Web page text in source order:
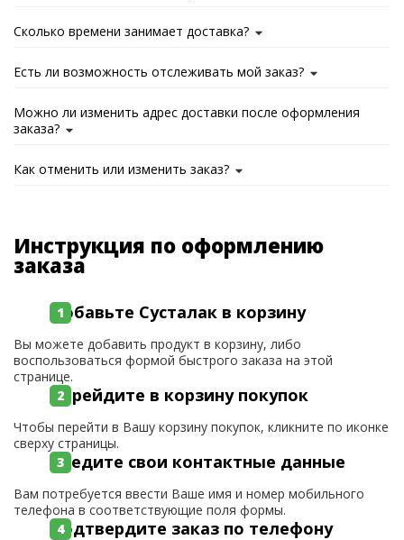
Сколько времени занимает доставка?
Есть ли возможность отслеживать мой заказ?
Можно ли изменить адрес доставки после оформления
заказа?
Как отменить или изменить заказ?
Инструкция по оформлению
заказа
Добавьте Сусталак в корзину
Вы можете добавить продукт в корзину, либо
воспользоваться формой быстрого заказа на этой
странице.
Перейдите в корзину покупок
Чтобы перейти в Вашу корзину покупок, кликните по иконке
сверху страницы.
Введите свои контактные данные
Вам потребуется ввести Ваше имя и номер мобильного
телефона в соответствующие поля формы.
Подтвердите заказ по телефону